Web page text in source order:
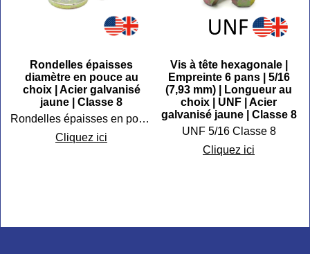
Rondelles épaisses
diamètre en pouce au
choix | Acier galvanisé
jaune | Classe 8
Rondelles épaisses en pouces forte résistance
Cliquez ici
Vis à tête hexagonale |
Empreinte 6 pans | 5/16
(7,93 mm) | Longueur au
choix | UNF | Acier
galvanisé jaune | Classe 8
UNF 5/16 Classe 8
Cliquez ici